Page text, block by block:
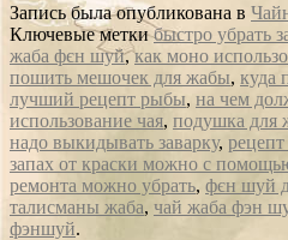
Запись была опубликована в
Ключевые меткибыстро убрать
жаба фєн шуй,как моно
пошить мешочек для жабы, куда
лучший рецепт рыбы, на чем
использование чая, подушка для
надо выкидывать заварку,
запах от краски можно с
ремонта можно убрать, фєн шуй
талисманы жаба, чай жаба фэн
фэншуй.